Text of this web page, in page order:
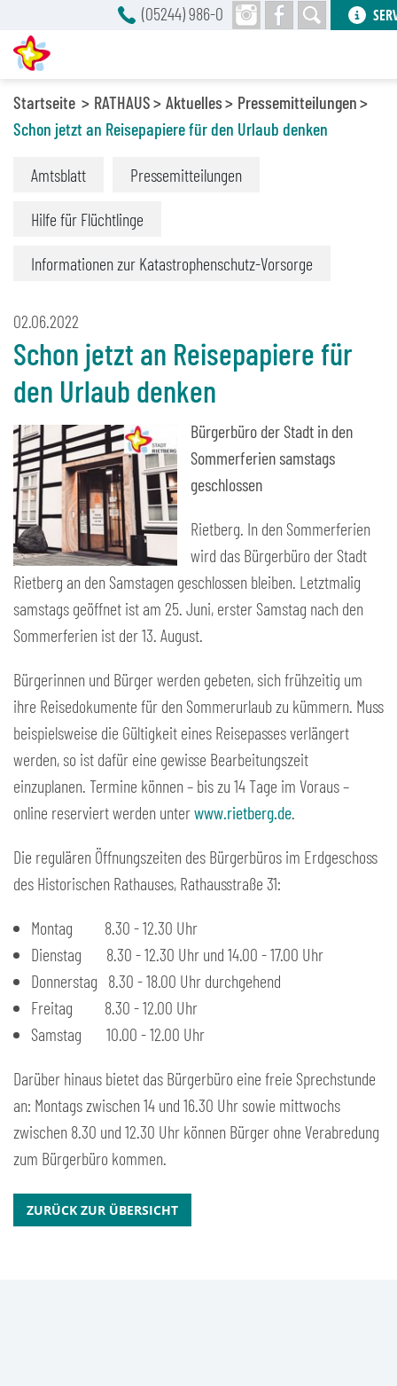
Startseite RATHAUS Aktuelles
Pressemitteilungen
Schon jetzt an Reisepapiere für den Urlaub denken
Amtsblatt Pressemitteilungen
Hilfe für Flüchtlinge
Informationen zur Katastrophenschutz-Vorsorge
02.06.2022
Schon jetzt an Reisepapiere für
den Urlaub denken
Bürgerbüro der Stadt in den
Sommerferien samstags
geschlossen
Rietberg. In den Sommerferien
wird das Bürgerbüro der Stadt
Rietberg an den Samstagen geschlossen bleiben. Letztmalig
samstags geöffnet ist am 25. Juni, erster Samstag nach den
Sommerferien ist der 13. August.
Bürgerinnen und Bürger werden gebeten, sich frühzeitig um
ihre Reisedokumente für den Sommerurlaub zu kümmern. Muss
beispielsweise die Gültigkeit eines Reisepasses verlängert
werden, so ist dafür eine gewisse Bearbeitungszeit
einzuplanen. Termine können – bis zu 14 Tage im Voraus –
online reserviert werden unterwww.rietberg.de.
Die regulären Öffnungszeiten des Bürgerbüros im Erdgeschoss
des Historischen Rathauses, Rathausstraße 31:
Montag 8.30 - 12.30 Uhr
Dienstag 8.30 - 12.30 Uhr und 14.00 - 17.00 Uhr
Donnerstag 8.30 - 18.00 Uhr durchgehend
Freitag 8.30 - 12.00 Uhr
Samstag 10.00 - 12.00 Uhr
Darüber hinaus bietet das Bürgerbüro eine freie Sprechstunde
an: Montags zwischen 14 und 16.30 Uhr sowie mittwochs
zwischen 8.30 und 12.30 Uhr können Bürger ohne Verabredung
zum Bürgerbüro kommen.
ZURÜCK ZUR ÜBERSICHT
(05244) 986-0